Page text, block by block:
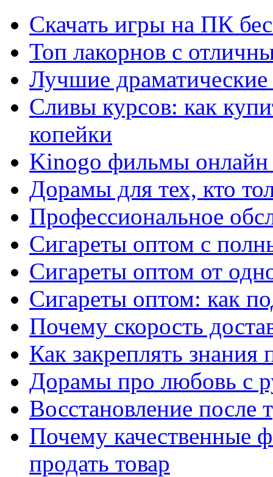
Скачать игры на ПК
Топ лакорнов с
Лучшие
Сливы курсов: как
копейки
Kinogo фильмы онлайн
Дорамы для тех, кто
Профессиональное
Сигареты оптом с
Сигареты оптом от
Сигареты оптом: как
Почему скорость
Как закреплять знания
Дорамы про любовь с
Восстановление после
Почему качественные
продать товар